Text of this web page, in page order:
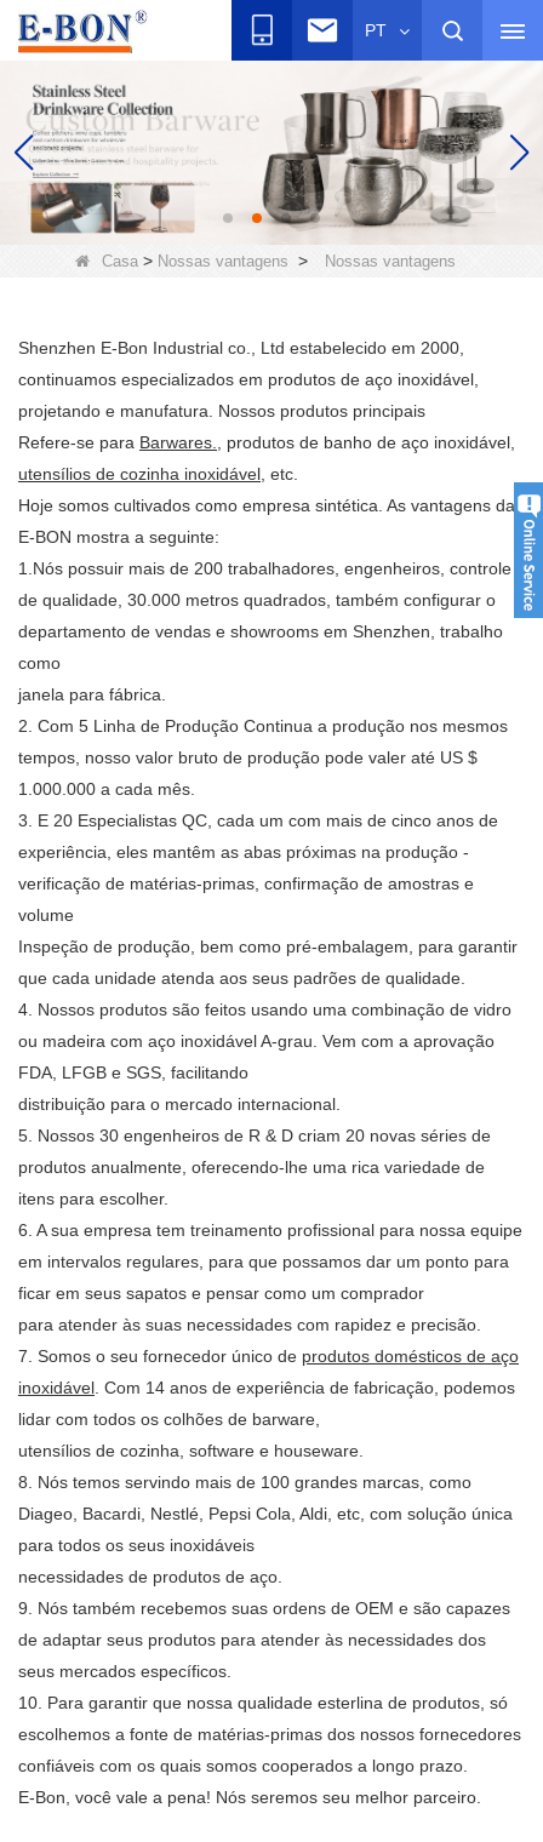
PT
Casa > Nossas vantagens > Nossas vantagens
Shenzhen E-Bon Industrial co., Ltd estabelecido em 2000,
continuamos especializados em produtos de aço inoxidável,
projetando e manufatura. Nossos produtos principais
Refere-se para Barwares.
, produtos de banho de aço inoxidável,
utensílios de cozinha inoxidável , etc.
Hoje somos cultivados como empresa sintética. As vantagens da
E-BON mostra a seguinte:
1.Nós possuir mais de 200 trabalhadores, engenheiros, controle
de qualidade, 30.000 metros quadrados, também configurar o
departamento de vendas e showrooms em Shenzhen, trabalho
como
janela para fábrica.
2. Com 5 Linha de Produção Continua a produção nos mesmos
tempos, nosso valor bruto de produção pode valer até US $
1.000.000 a cada mês.
3. E 20 Especialistas QC, cada um com mais de cinco anos de
experiência, eles mantêm as abas próximas na produção -
verificação de matérias-primas, confirmação de amostras e
volume
Inspeção de produção, bem como pré-embalagem, para garantir
que cada unidade atenda aos seus padrões de qualidade.
4. Nossos produtos são feitos usando uma combinação de vidro
ou madeira com aço inoxidável A-grau. Vem com a aprovação
FDA, LFGB e SGS, facilitando
distribuição para o mercado internacional.
5. Nossos 30 engenheiros de R & D criam 20 novas séries de
produtos anualmente, oferecendo-lhe uma rica variedade de
itens para escolher.
6. A sua empresa tem treinamento profissional para nossa equipe
em intervalos regulares, para que possamos dar um ponto para
ficar em seus sapatos e pensar como um comprador
para atender às suas necessidades com rapidez e precisão.
7. Somos o seu fornecedor único de produtos domésticos de aço
inoxidável . Com 14 anos de experiência de fabricação, podemos
lidar com todos os colhões de barware,
utensílios de cozinha, software e houseware.
8. Nós temos servindo mais de 100 grandes marcas, como
Diageo, Bacardi, Nestlé, Pepsi Cola, Aldi, etc, com solução única
para todos os seus inoxidáveis
necessidades de produtos de aço.
9. Nós também recebemos suas ordens de OEM e são capazes
de adaptar seus produtos para atender às necessidades dos
seus mercados específicos.
10. Para garantir que nossa qualidade esterlina de produtos, só
escolhemos a fonte de matérias-primas dos nossos fornecedores
confiáveis ​​com os quais somos cooperados a longo prazo.
E-Bon, você vale a pena! Nós seremos seu melhor parceiro.